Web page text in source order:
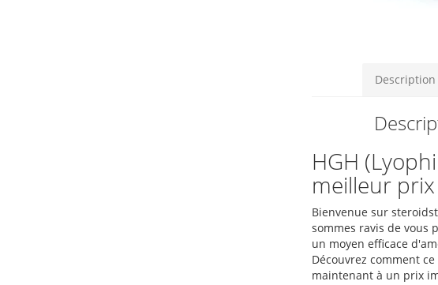
Description
HGH
meilleur
Bienvenue sur
sommes ravis de vous
un moyen efficace
Découvrez comment
maintenant à un prix